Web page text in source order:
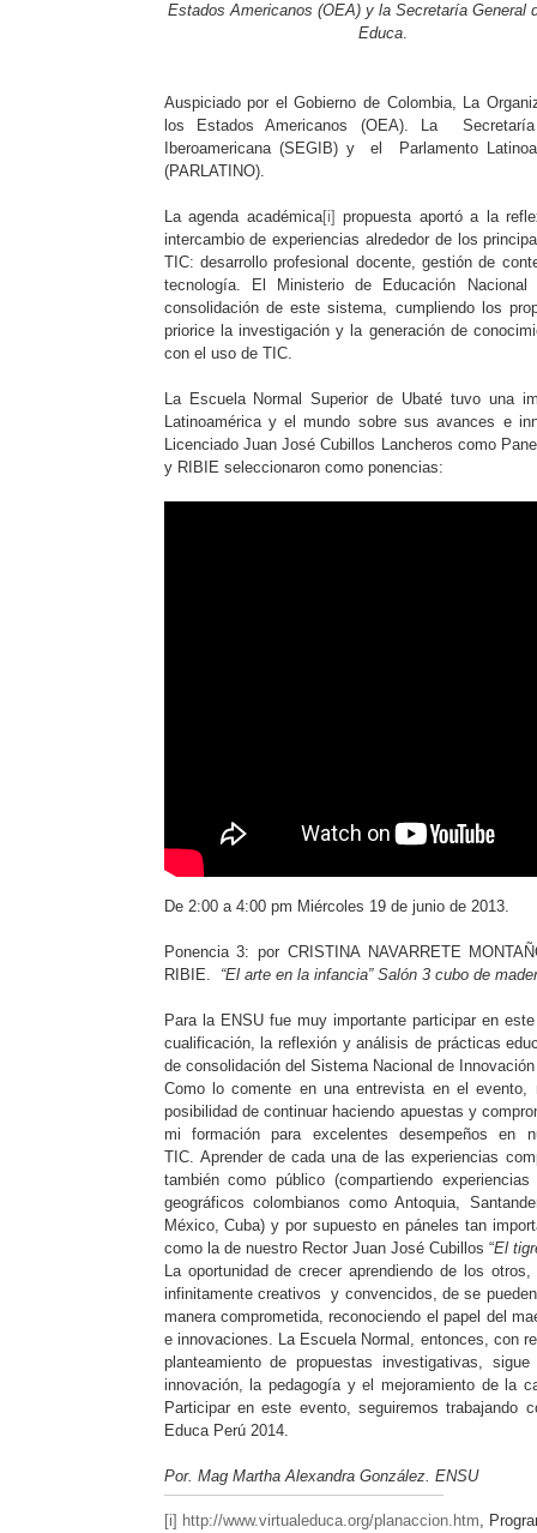
Estados Americanos (OEA) y la Secretaría General
Educa.
Auspiciado por el Gobierno de Colombia, La
los Estados Americanos (OEA). La Secretaría
Iberoamericana (SEGIB) y el Parlamento
(PARLATINO).
La agenda académica[i] propuesta aportó a la
intercambio de experiencias alrededor de los
TIC: desarrollo profesional docente, gestión de
tecnología. El Ministerio de Educación
consolidación de este sistema, cumpliendo los
priorice la investigación y la generación de
con el uso de TIC.
La Escuela Normal Superior de Ubaté tuvo una
Latinoamérica y el mundo sobre sus avances e
Licenciado Juan José Cubillos Lancheros como
y RIBIE seleccionaron como ponencias:
De 2:00 a 4:00 pm Miércoles 19 de junio de 2013.
Ponencia 3: por CRISTINA NAVARRETE
RIBIE. “El arte en la infancia” Salón 3 cubo de
Para la ENSU fue muy importante participar en
cualificación, la reflexión y análisis de prácticas
de consolidación del Sistema Nacional de
Como lo comente en una entrevista en el
posibilidad de continuar haciendo apuestas y
mi formación para excelentes desempeños en
TIC. Aprender de cada una de las experiencias
también como público (compartiendo
geográficos colombianos como Antoquia,
México, Cuba) y por supuesto en páneles tan
como la de nuestro Rector Juan José Cubillos “El
La oportunidad de crecer aprendiendo de los
infinitamente creativos y convencidos, de se
manera comprometida, reconociendo el papel del
e innovaciones. La Escuela Normal, entonces, con
planteamiento de propuestas investigativas,
innovación, la pedagogía y el mejoramiento de la
Participar en este evento, seguiremos
Educa Perú 2014.
Por. Mag Martha Alexandra González. ENSU
[i] http://www.virtualeduca.org/planaccion.htm,